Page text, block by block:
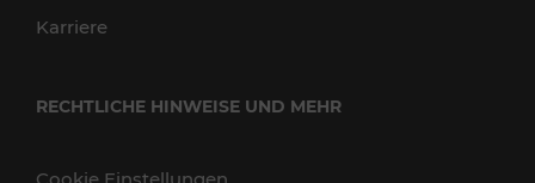
Karriere
RECHTLICHE HINWEISE UND MEHR